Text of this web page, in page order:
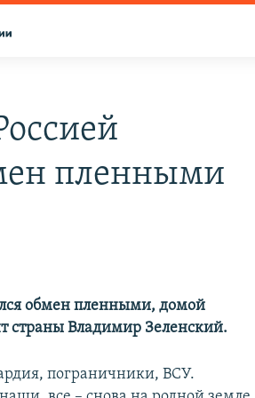
пленными
обмен пленными, домой
страны Владимир Зеленский.
пограничники, ВСУ.